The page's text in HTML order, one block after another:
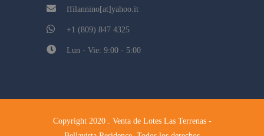
ffilannino[at]yahoo.it
+1 (809) 847 4325
Lun - Vie: 9:00 - 5:00
Copyright 2020 . Venta de Lotes Las Terrenas -